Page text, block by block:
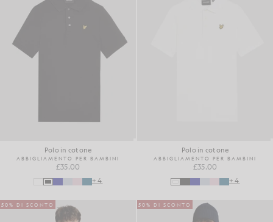
Polo in cotone
ABBIGLIAMENTO PER BAMBINI
£35.00
+4
Polo in cotone
ABBIGLIAMENTO PER BAMBINI
£35.00
+4
50% DI SCONTO 50% DI SCONTO